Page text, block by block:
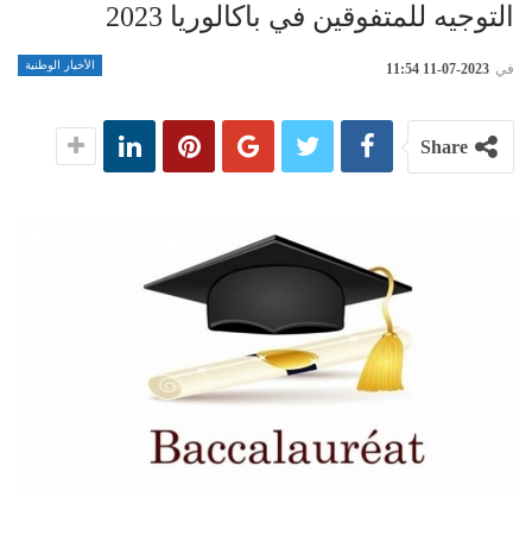
التوجيه للمتفوقين في باكالوريا 2023
الأخبار الوطنية في 2023-07-11 11:54
Share